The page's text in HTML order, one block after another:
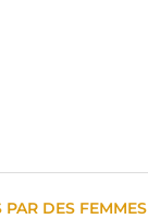
PAR DES FEMMES